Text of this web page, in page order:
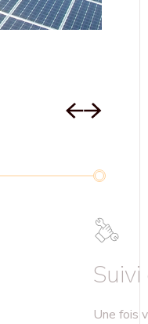
Une fois